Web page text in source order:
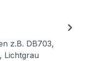
z.B. DB703,
Lichtgrau